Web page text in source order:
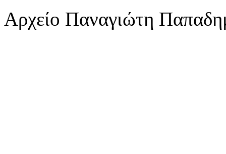
Αρχείο Παναγιώτη